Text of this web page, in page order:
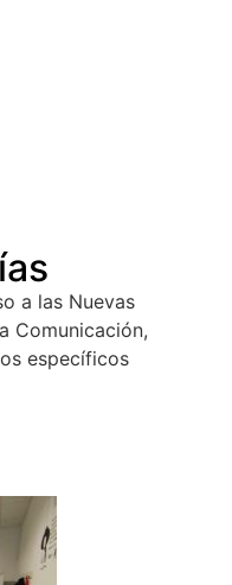
a las Nuevas
Comunicación,
específicos